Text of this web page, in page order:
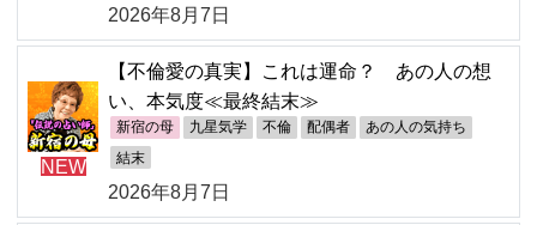
2026年8月7日
NEW
【不倫愛の真実】これは運命？ あの人の想
い、本気度≪最終結末≫
新宿の母 九星気学 不倫 配偶者 あの人の気持ち
結末
2026年8月7日